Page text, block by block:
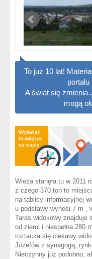
To już 10 lat!
portalu
A świat się
mogą
Wieża stanęła tu w 2011
z czego 370 ton to
na tablicy informacyjnej
u podstawy wynosi 7 m ,
Taras widokowy znajduje
od ziemi i niespełna 280
roztacza się ciekawy
Józefów z synagogą,
Nieczynny już podobno,